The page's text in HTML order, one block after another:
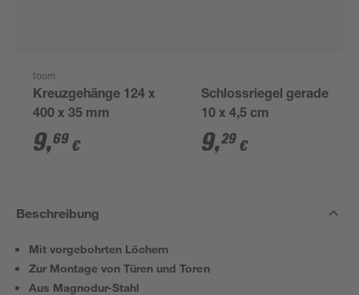
toom
Kreuzgehänge 124 x
400 x 35 mm
9,69 €
Schlossriegel gerade
10 x 4,5 cm
9,29 €
Beschreibung
Mit vorgebohrten Löchern
Zur Montage von Türen und Toren
Aus Magnodur-Stahl